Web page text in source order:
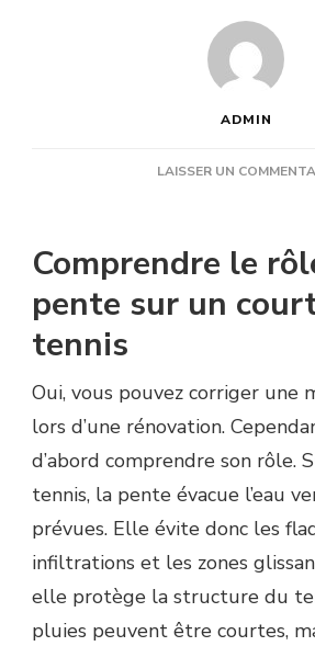
ADMIN
LAISSER UN
Comprendre le
pente sur un
tennis
Oui, vous pouvez corriger une
lors d’une rénovation.
d’abord comprendre son rôle.
tennis, la pente évacue l’eau
prévues. Elle évite donc les
infiltrations et les zones
elle protège la structure du
pluies peuvent être courtes,